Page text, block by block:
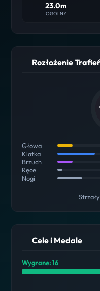
23.0m
OGÓLNY
Rozłożenie
Głowa
Klatka
Brzuch
Ręce
Nogi
Cele i Medale
Wygrane: 16